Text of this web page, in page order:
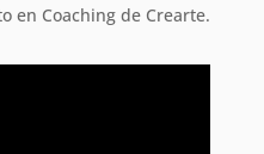
en Coaching de Crearte.